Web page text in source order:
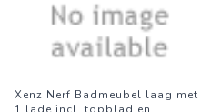
Xenz Nerf Badmeubel laag met